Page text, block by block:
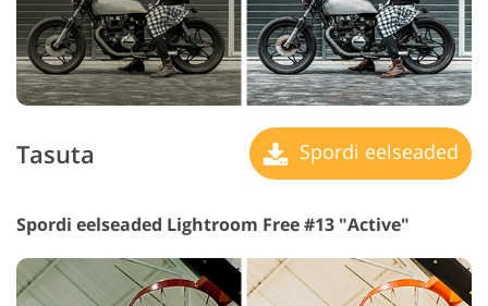
Tasuta Spordi eelseaded
Spordi eelseaded Lightroom Free #13 "Active"